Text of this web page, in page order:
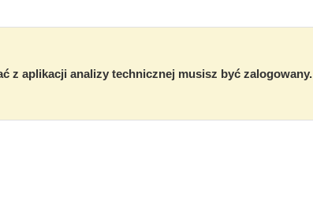
z aplikacji analizy technicznej musisz być zalogowany.